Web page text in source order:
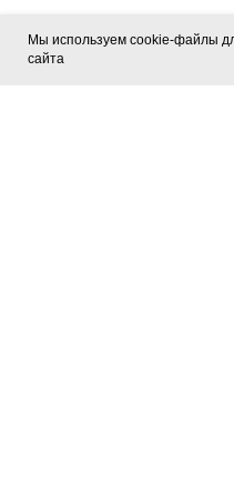
Мы используем cookie-файлы
сайта